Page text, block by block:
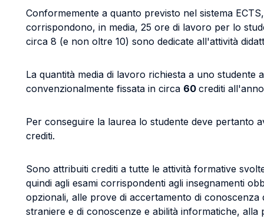
Conformemente a quanto previsto nel sistema
corrispondono, in media, 25 ore di lavoro per lo
circa 8 (e non oltre 10) sono dedicate all'attività
La quantità media di lavoro richiesta a uno studente
convenzionalmente fissata in circa 60 crediti
Per conseguire la laurea lo studente deve pertanto
crediti.
Sono attribuiti crediti a tutte le attività formative
quindi agli esami corrispondenti agli insegnamenti
opzionali, alle prove di accertamento di conoscenza
straniere e di conoscenze e abilità informatiche, alla